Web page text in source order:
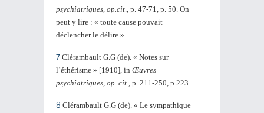
psychiatriques, op.cit., p. 47-71, p. 50. On
peut y lire : « toute cause pouvait
déclencher le délire ».
7 Clérambault G.G (de). « Notes sur
l’éthérisme » [1910], in Œuvres
psychiatriques, op. cit., p. 211-250, p.223.
8 Clérambault G.G (de). « Le sympathique